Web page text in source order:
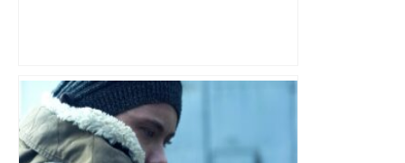
les agriculteurs manifestent malgré les
interdictions